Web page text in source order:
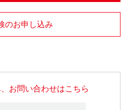
のお申し込み
お問い合わせはこちら